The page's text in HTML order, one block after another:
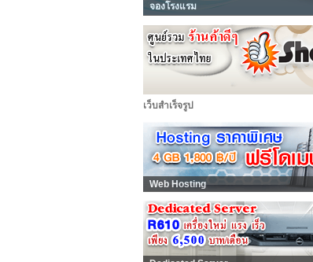
จองโรงแรม
เว็บสำเร็จรูป
Web Hosting